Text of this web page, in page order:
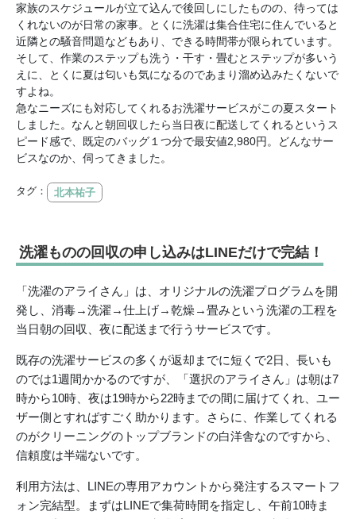
家族のスケジュールが立て込んで後回しにしたものの、待っては
くれないのが日常の家事。とくに洗濯は集合住宅に住んでいると
近隣との騒音問題などもあり、できる時間帯が限られています。
そして、作業のステップも洗う・干す・畳むとステップが多いう
えに、とくに夏は匂いも気になるのであまり溜め込みたくないで
すよね。
急なニーズにも対応してくれるお洗濯サービスがこの夏スタート
しました。なんと朝回収したら当日夜に配送してくれるというス
ピード感で、既定のバッグ１つ分で最安値2,980円。どんなサー
ビスなのか、伺ってきました。
タグ： 北本祐子
洗濯ものの回収の申し込みはLINEだけで完結！
「洗濯のアライさん」は、オリジナルの洗濯プログラムを開
発し、消毒→洗濯→仕上げ→乾燥→畳みという洗濯の工程を
当日朝の回収、夜に配送まで行うサービスです。
既存の洗濯サービスの多くが返却までに短くで2日、長いも
のでは1週間かかるのですが、「選択のアライさん」は朝は7
時から10時、夜は19時から22時までの間に届けてくれ、ユー
ザー側とすればすごく助かります。さらに、作業してくれる
のがクリーニングのトップブランドの白洋舎なのですから、
信頼度は半端ないです。
利用方法は、LINEの専用アカウントから発注するスマートフ
ォン完結型。まずはLINEで集荷時間を指定し、午前10時ま